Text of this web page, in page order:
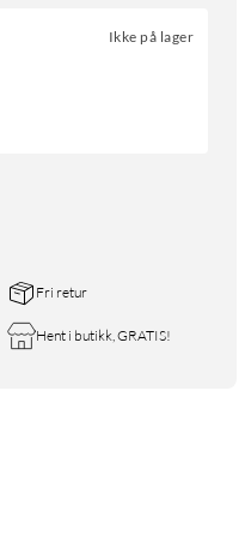
Ikke på lager
Fri retur
Hent i butikk, GRATIS!